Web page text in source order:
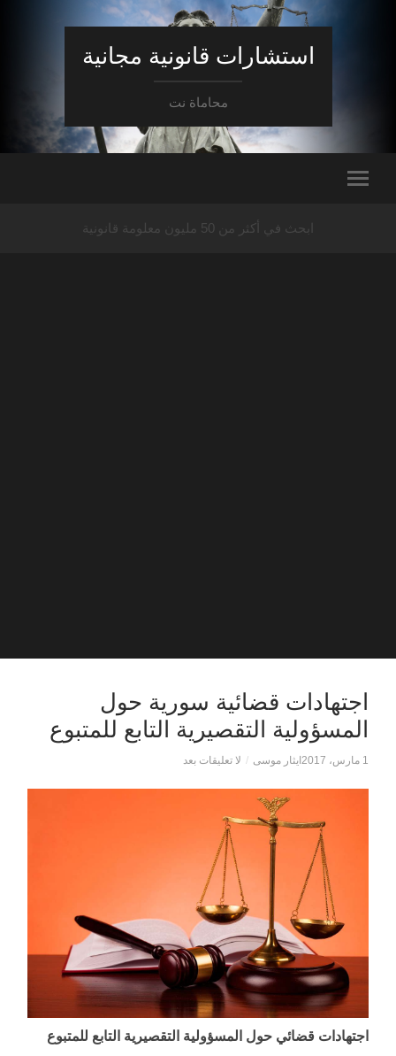
استشارات قانونية مجانية
محاماة نت
ابحث في أكثر من 50 مليون معلومة قانونية
اجتهادات قضائية سورية حول
المسؤولية التقصيرية التابع للمتبوع
1 مارس، 2017 ايثار موسى / لا تعليقات بعد
اجتهادات قضائي حول المسؤولية التقصيرية التابع للمتبوع